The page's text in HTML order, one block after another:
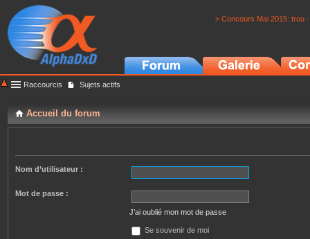
> Concours Mai 2015: trou
Raccourcis Sujets actifs
Accueil du forum
Nom d’utilisateur :
Mot de passe :
J’ai oublié mon mot de passe
Se souvenir de moi